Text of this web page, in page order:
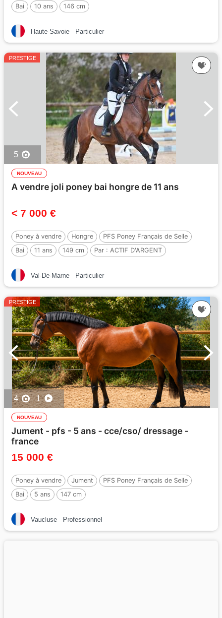
Bai 10 ans
146 cm
Haute-Savoie
Particulier
PRESTIGE
5
NOUVEAU
A vendre joli poney bai hongre de 11 ans
< 7 000 €
Poney à vendre Hongre
PFS Poney Français de Selle
Bai
11 ans 149 cm Par : ACTIF D'ARGENT
Val-De-Marne Particulier
PRESTIGE
4 1
NOUVEAU
Jument - pfs - 5 ans - cce/cso/ dressage -
france
15 000 €
Poney à vendre Jument
PFS Poney Français de Selle
Bai
5 ans 147 cm
Vaucluse Professionnel